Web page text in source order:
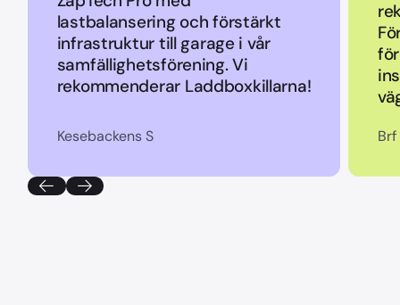
lastbalansering och förstärkt
infrastruktur till garage i vår
samfällighetsförening. Vi
rekommenderar Laddboxkillarna!
Kesebackens S Brf